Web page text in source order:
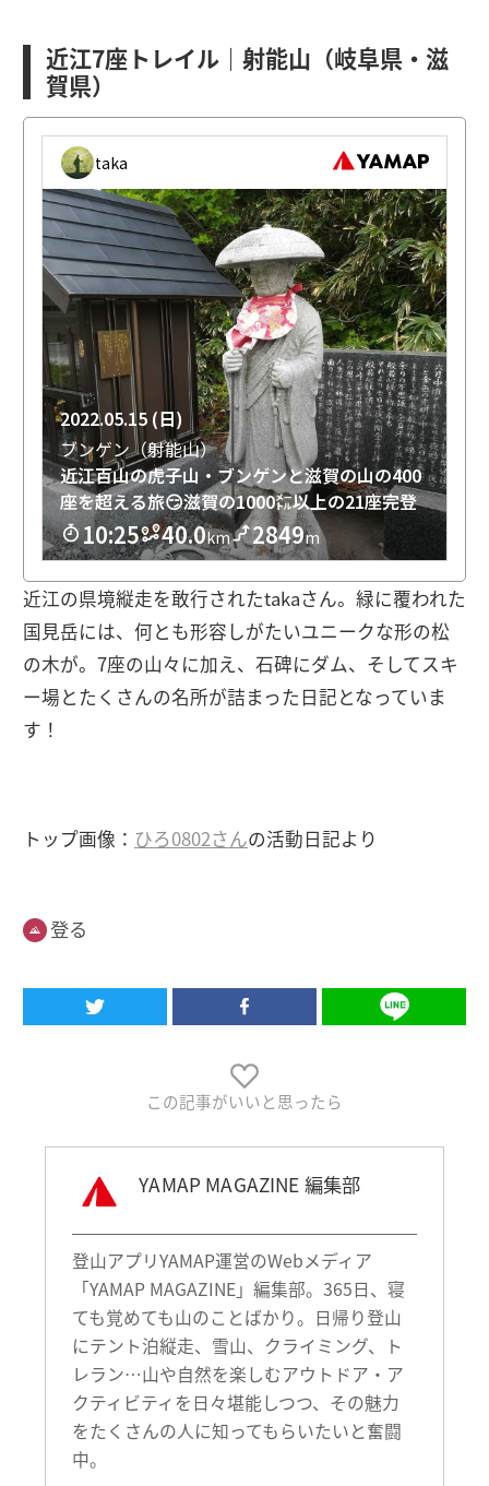
近江7座トレイル｜射能山（岐阜県・滋
賀県）
近江の県境縦走を敢行されたtakaさん。緑に覆われた
国見岳には、何とも形容しがたいユニークな形の松
の木が。7座の山々に加え、石碑にダム、そしてスキ
ー場とたくさんの名所が詰まった日記となっていま
す！
トップ画像： ひろ0802さんの活動日記より
登る
この記事がいいと思ったら
YAMAP MAGAZINE 編集部
登山アプリYAMAP運営のWebメディア
「YAMAP MAGAZINE」編集部。365日、寝
ても覚めても山のことばかり。日帰り登山
にテント泊縦走、雪山、クライミング、ト
レラン…山や自然を楽しむアウトドア・ア
クティビティを日々堪能しつつ、その魅力
をたくさんの人に知ってもらいたいと奮闘
中。